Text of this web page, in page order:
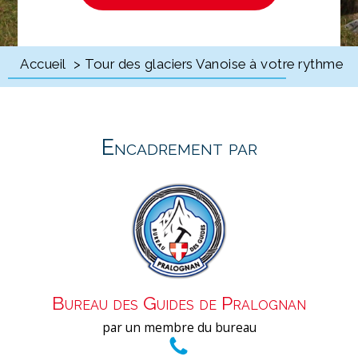
Accueil > Tour des glaciers Vanoise à votre rythme
Encadrement par
Bureau des Guides de Pralognan
par un membre du bureau